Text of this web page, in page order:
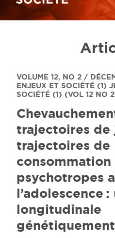
VOLUME 12, NO 2 /
ENJEUX ET SOCIÉTÉ (1)
SOCIÉTÉ (1) (VOL 12 NO
trajectoires de
trajectoires de
consommation
psychotropes
l’adolescence
longitudinale